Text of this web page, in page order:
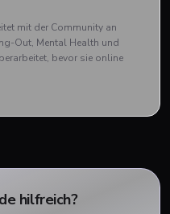
mit der Community an
Out, Mental Health und
bevor sie online
hilfreich?